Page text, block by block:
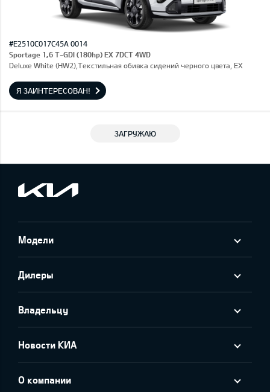
#E2510C017C45A 0014
Sportage 1,6 T-GDI (180hp) EX 7DCT 4WD
Deluxe White (HW2),Текстильная обивка сидений черного цвета, EX
Я ЗАИНТЕРЕСОВАН!
ЗАГРУЖАЮ
Модели
Дилеры
Владельцу
Новости КИА
О компании